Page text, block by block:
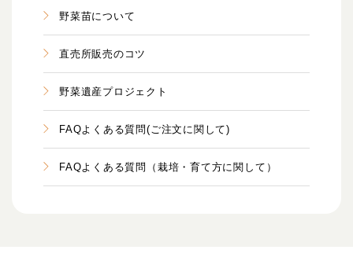
野菜苗について
直売所販売のコツ
野菜遺産プロジェクト
FAQよくある質問(ご注文に関して)
FAQよくある質問（栽培・育て方に関して）